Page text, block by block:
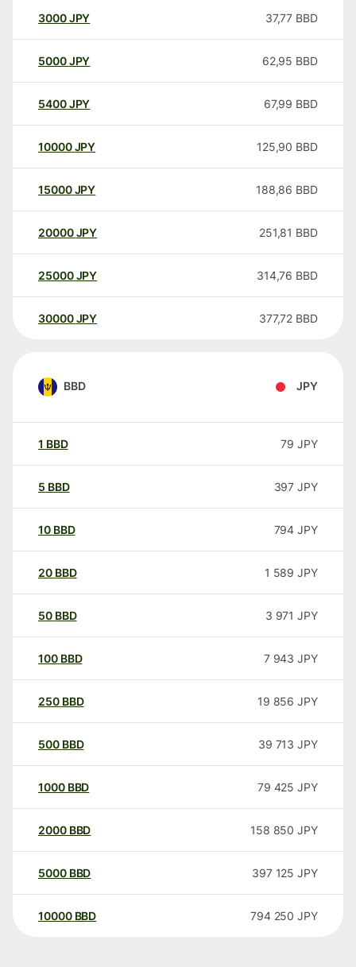
3000JPY 37,77 BBD
5000JPY 62,95 BBD
5400JPY 67,99 BBD
10000 JPY 125,90 BBD
15000 JPY 188,86 BBD
20000 JPY 251,81 BBD
25000 JPY 314,76 BBD
30000 JPY 377,72 BBD
BBD JPY
1 BBD 79 JPY
5 BBD 397 JPY
10 BBD 794 JPY
20 BBD 1 589 JPY
50 BBD 3 971 JPY
100 BBD 7 943 JPY
250 BBD 19 856 JPY
500 BBD 39 713 JPY
1000 BBD 79 425 JPY
2000 BBD 158 850 JPY
5000 BBD 397 125 JPY
10000 BBD 794 250 JPY